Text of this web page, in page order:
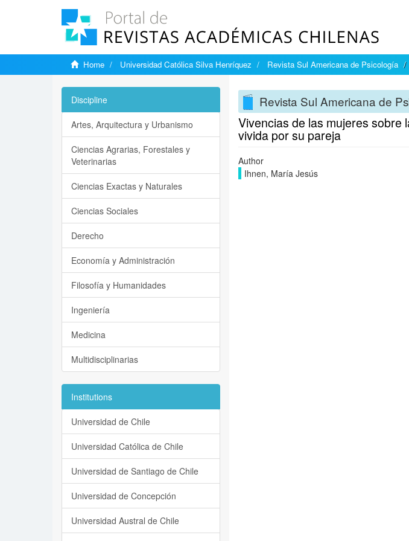
Home Universidad Católica Silva Henríquez Revista Sul Americana de Psicología
Revista Sul Americana de
Vivencias de las mujeres sobre
vivida por su pareja
Author
Ihnen, María Jesús
Discipline
Artes, Arquitectura y Urbanismo
Ciencias Agrarias, Forestales y
Veterinarias
Ciencias Exactas y Naturales
Ciencias Sociales
Derecho
Economía y Administración
Filosofía y Humanidades
Ingeniería
Medicina
Multidisciplinarias
Institutions
Universidad de Chile
Universidad Católica de Chile
Universidad de Santiago de Chile
Universidad de Concepción
Universidad Austral de Chile